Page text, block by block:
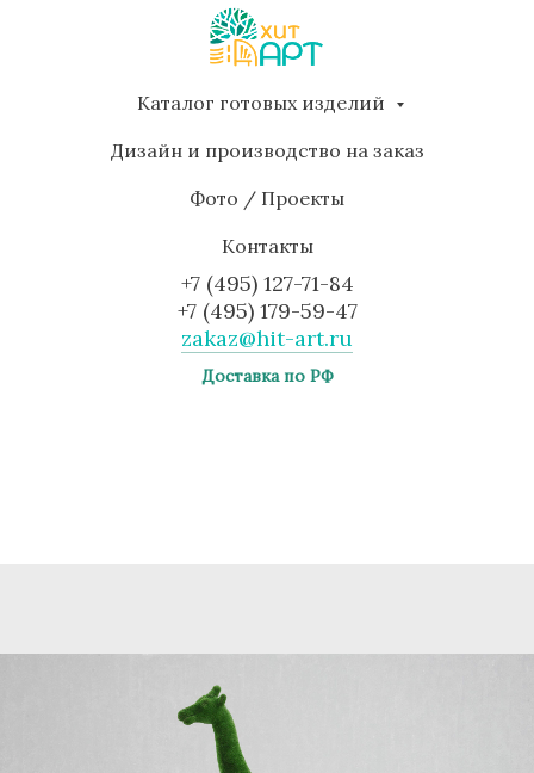
Каталог готовых изделий
Дизайн и производство на заказ
Фото / Проекты
Контакты
+7 (495) 127-71-84
+7 (495) 179-59-47
zakaz@hit-art.ru
Доставка по РФ